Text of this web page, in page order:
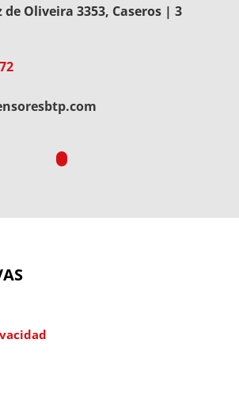
de Oliveira 3353, Caseros | 3